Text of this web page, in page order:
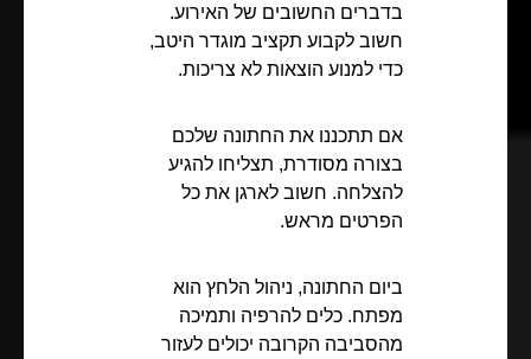
בדברים החשובים של האירוע.
חשוב לקבוע תקציב מוגדר היטב,
כדי למנוע הוצאות לא צריכות.
אם תתכננו את החתונה שלכם
בצורה מסודרת, תצליחו להגיע
להצלחה. חשוב לארגן את כל
הפרטים מראש.
ביום החתונה, ניהול הלחץ הוא
מפתח. כלים להרפיה ותמיכה
מהסביבה הקרובה יכולים לעזור